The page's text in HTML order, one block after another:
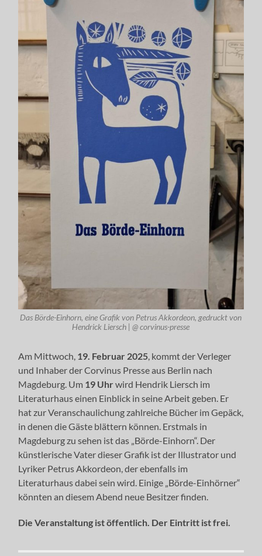
Das Börde-Einhorn, eine Grafik von Petrus Akkordeon, gedruckt von
Hendrick Liersch | @ corvinus-presse
Am Mittwoch, 19. Februar 2025, kommt der Verleger
und Inhaber der Corvinus Presse aus Berlin nach
Magdeburg. Um 19 Uhrwird Hendrik Liersch im
Literaturhaus einen Einblick in seine Arbeit geben. Er
hat zur Veranschaulichung zahlreiche Bücher im Gepäck,
in denen die Gäste blättern können. Erstmals in
Magdeburg zu sehen ist das „Börde-Einhorn“. Der
künstlerische Vater dieser Grafik ist der Illustrator und
Lyriker Petrus Akkordeon, der ebenfalls im
Literaturhaus dabei sein wird. Einige „Börde-Einhörner“
könnten an diesem Abend neue Besitzer finden.
Die Veranstaltung ist öffentlich. Der Eintritt ist frei.